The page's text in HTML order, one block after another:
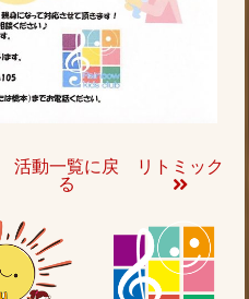
活動一覧に戻
る
リトミック